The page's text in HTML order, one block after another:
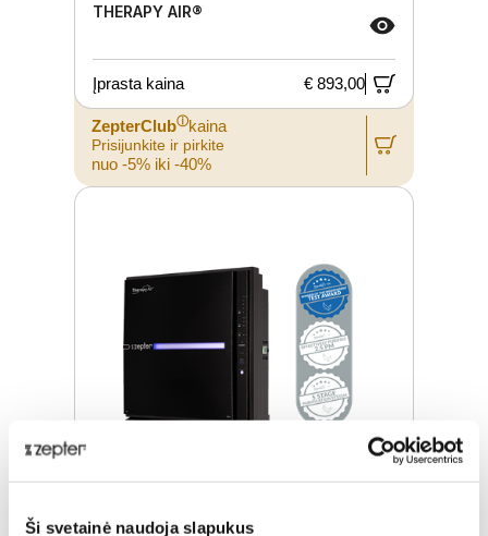
Ši svetainė naudoja slapukus
THERAPY AIR®
Įprasta kaina € 893,00
ZepterClubⓘkaina
Prisijunkite ir pirkite
nuo -5% iki -40%
THERAPY AIR ION JUODOS SPALVOS